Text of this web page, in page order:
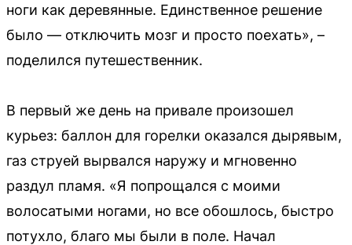
ноги как деревянные. Единственное решение
было — отключить мозг и просто поехать», –
поделился путешественник.
В первый же день на привале произошел
курьез: баллон для горелки оказался дырявым,
газ струей вырвался наружу и мгновенно
раздул пламя. «Я попрощался с моими
волосатыми ногами, но все обошлось, быстро
потухло, благо мы были в поле. Начал